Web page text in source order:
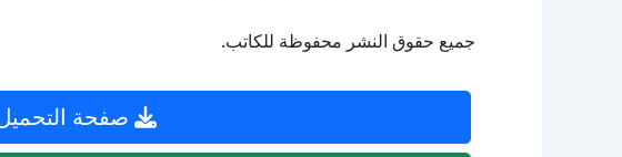
جميع حقوق النشر محفوظة للكاتب.
صفحة